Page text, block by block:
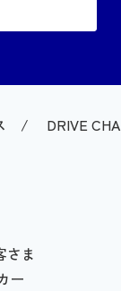
DRIVE
さま
ー